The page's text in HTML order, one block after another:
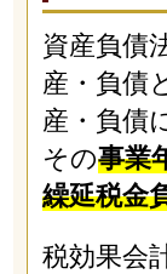
資産負債
産・負債
産・負債
その事業
繰延税金
税効果会